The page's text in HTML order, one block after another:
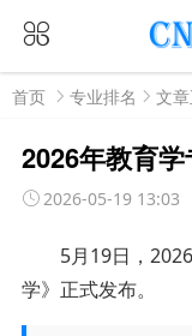
首页 专业排名 文
2026年教育
2026-05-19 13:03
5月19日，
学》正式发布。